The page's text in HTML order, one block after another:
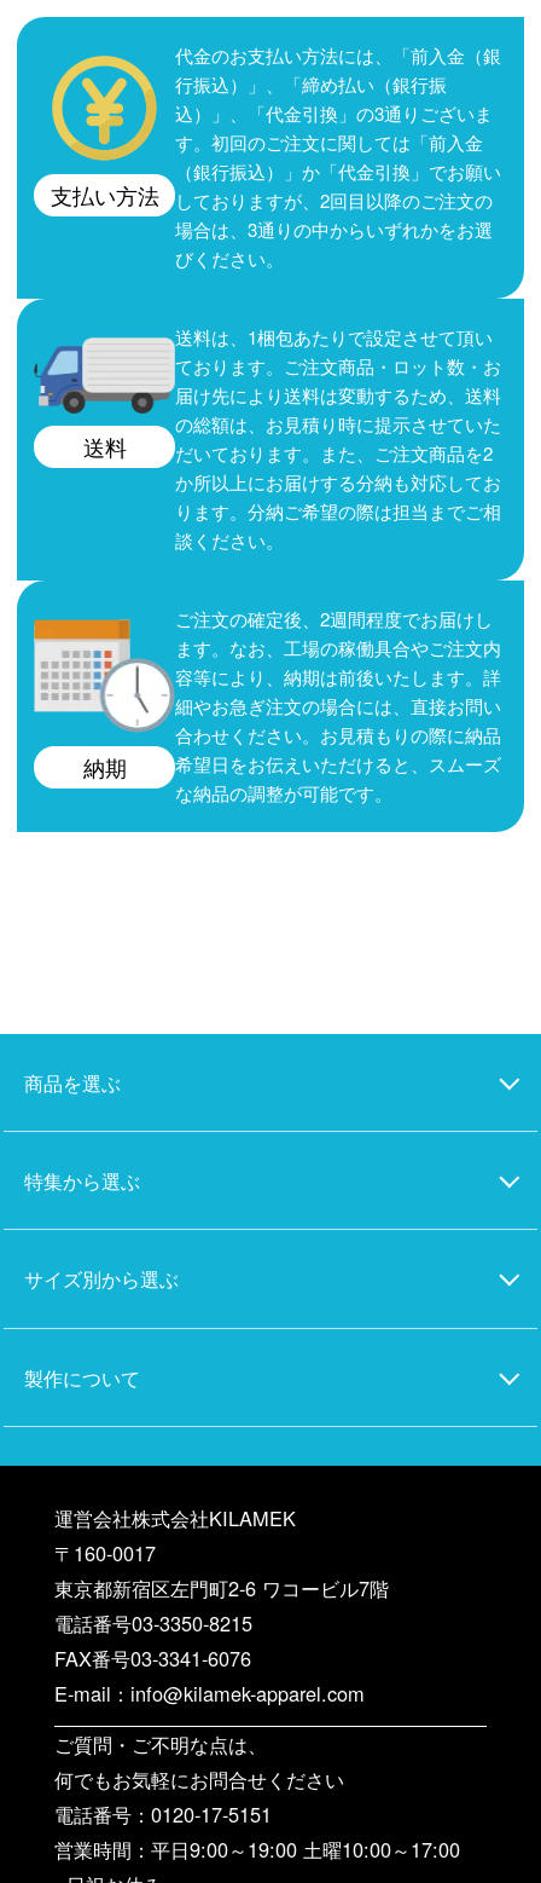
支払い方法
代金のお支払い方法には、「前入金（銀
行振込）」、「締め払い（銀行振
込）」、「代金引換」の3通りございま
す。初回のご注文に関しては「前入金
（銀行振込）」か「代金引換」でお願い
しておりますが、2回目以降のご注文の
場合は、3通りの中からいずれかをお選
びください。
送料
送料は、1梱包あたりで設定させて頂い
ております。ご注文商品・ロット数・お
届け先により送料は変動するため、送料
の総額は、お見積り時に提示させていた
だいております。また、ご注文商品を2
か所以上にお届けする分納も対応してお
ります。分納ご希望の際は担当までご相
談ください。
納期
ご注文の確定後、2週間程度でお届けし
ます。なお、工場の稼働具合やご注文内
容等により、納期は前後いたします。詳
細やお急ぎ注文の場合には、直接お問い
合わせください。お見積もりの際に納品
希望日をお伝えいただけると、スムーズ
な納品の調整が可能です。
商品を選ぶ
特集から選ぶ
サイズ別から選ぶ
製作について
運営会社株式会社KILAMEK
〒160-0017
東京都新宿区左門町2-6 ワコービル7階
電話番号03-3350-8215
FAX番号03-3341-6076
E-mail：info@kilamek-apparel.com
ご質問・ご不明な点は、
何でもお気軽にお問合せください
電話番号：0120-17-5151
営業時間：平日9:00～19:00 土曜10:00～17:00